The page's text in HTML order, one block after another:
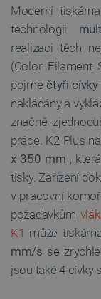
Moderní
technologii
realizaci těch
(Color Filament
pojme čtyři
nakládány a
značně
práce. K2 Plus
x 350 mm ,
tisky. Zařízení
v pracovní
požadavkům
K1 může
mm/s se
jsou také 4 cívky